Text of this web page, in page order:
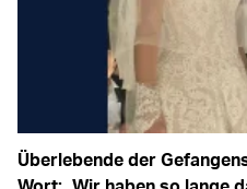
Überlebende der